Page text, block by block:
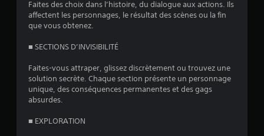
Faites des choix dans l’histoire, du dialogue aux actions. Ils
affectent les personnages, le résultat des scènes ou la fin
que vous obtenez.
■ SECTIONS D’INVISIBILITÉ
Faites-vous attraper, glissez discrètement ou trouvez une
solution secrète. Chaque section présente un personnage
unique, des conséquences permanentes et des gags
absurdes.
■ EXPLORATION